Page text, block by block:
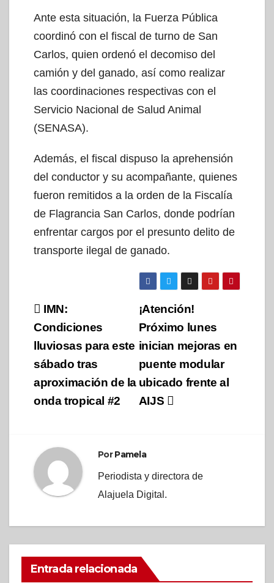
Ante esta situación, la Fuerza Pública
coordinó con el fiscal de turno de San
Carlos, quien ordenó el decomiso del
camión y del ganado, así como realizar
las coordinaciones respectivas con el
Servicio Nacional de Salud Animal
(SENASA).
Además, el fiscal dispuso la aprehensión
del conductor y su acompañante, quienes
fueron remitidos a la orden de la Fiscalía
de Flagrancia San Carlos, donde podrían
enfrentar cargos por el presunto delito de
transporte ilegal de ganado.
Navegación
de
entradas
¡Atención!
Próximo lunes
inician mejoras en
puente modular
ubicado frente al
AIJS
IMN:
Condiciones
lluviosas para este
sábado tras
aproximación de la
onda tropical #2
PorPamela
Periodista y directora de
Alajuela Digital.
Entrada relacionada